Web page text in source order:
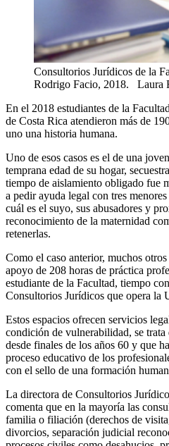
Consultorios Jurídicos de la
Rodrigo Facio, 2018. Laura
En el 2018 estudiantes de la
de Costa Rica atendieron más de
uno una historia humana.
Uno de esos casos es el de una
temprana edad de su hogar,
tiempo de aislamiento obligado fue
a pedir ayuda legal con tres
cuál es el suyo, sus abusadores y
reconocimiento de la maternidad
retenerlas.
Como el caso anterior, muchos
apoyo de 208 horas de práctica
estudiante de la Facultad, tiempo
Consultorios Jurídicos que opera la
Estos espacios ofrecen servicios
condición de vulnerabilidad, se trata
desde finales de los años 60 y que
proceso educativo de los
con el sello de una formación
La directora de Consultorios
comenta que en la mayoría las
familia o filiación (derechos de
divorcios, separación judicial